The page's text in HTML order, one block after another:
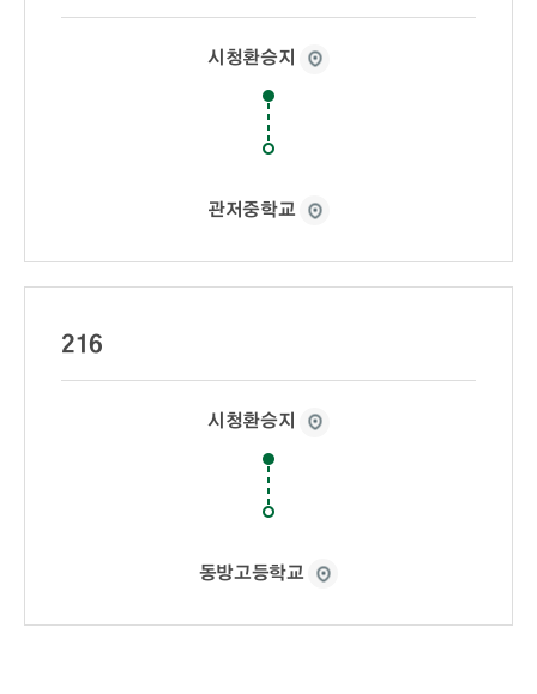
시청환승지
관저중학교
216
시청환승지
동방고등학교